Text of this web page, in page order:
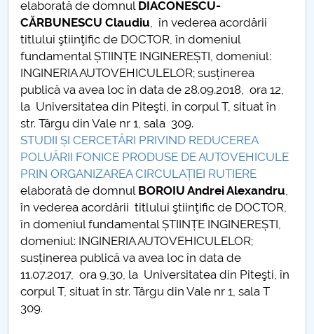
elaborată de domnul DIACONESCU-
CĂRBUNESCU Claudiu, în vederea acordării
titlului ştiinţific de DOCTOR, în domeniul
fundamental ȘTIINȚE INGINEREȘTI, domeniul:
INGINERIA AUTOVEHICULELOR; susținerea
publică va avea loc în data de 28.09.2018, ora 12,
la Universitatea din Piteşti, în corpul T, situat în
str. Târgu din Vale nr 1, sala 309.
STUDII ȘI CERCETĂRI PRIVIND REDUCEREA
POLUĂRII FONICE PRODUSE DE AUTOVEHICULE
PRIN ORGANIZAREA CIRCULAȚIEI RUTIERE
elaborată de domnul BOROIU Andrei Alexandru,
în vederea acordării titlului ştiinţific de DOCTOR,
în domeniul fundamental ȘTIINȚE INGINEREȘTI,
domeniul: INGINERIA AUTOVEHICULELOR;
susținerea publică va avea loc în data de
11.07.2017, ora 9,30, la Universitatea din Piteşti, în
corpul T, situat în str. Târgu din Vale nr 1, sala T
309.